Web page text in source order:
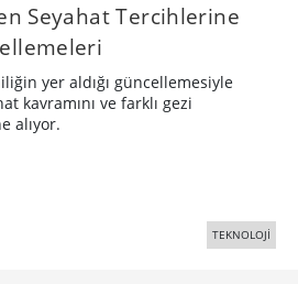
Seyahat Tercihlerine
yer aldığı güncellemesiyle
kavramını ve farklı gezi
alıyor.
TEKNOLOJİ